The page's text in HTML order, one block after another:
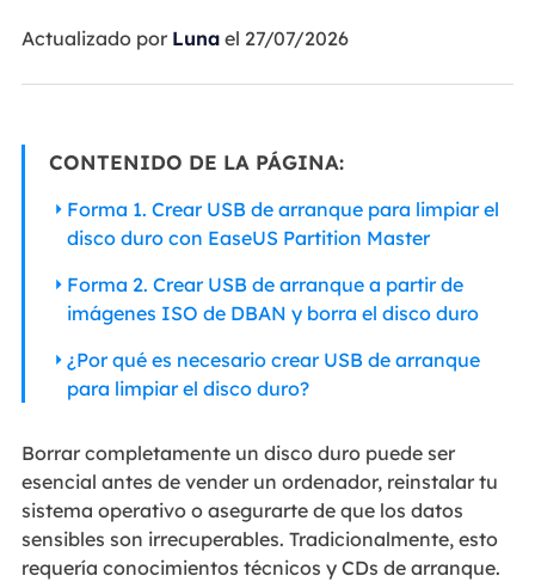
Actualizado por Lunael 27/07/2026
CONTENIDO DE LA PÁGINA:
Forma 1. Crear USB de arranque para limpiar el
disco duro con EaseUS Partition Master
Forma 2. Crear USB de arranque a partir de
imágenes ISO de DBAN y borra el disco duro
¿Por qué es necesario crear USB de arranque
para limpiar el disco duro?
Borrar completamente un disco duro puede ser
esencial antes de vender un ordenador, reinstalar tu
sistema operativo o asegurarte de que los datos
sensibles son irrecuperables. Tradicionalmente, esto
requería conocimientos técnicos y CDs de arranque.